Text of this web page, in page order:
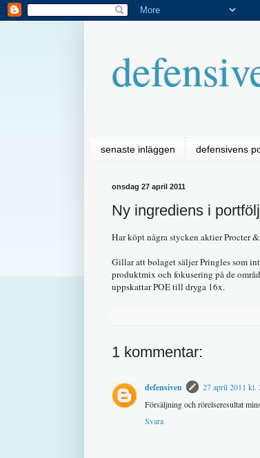
senaste inläggen defensivens
onsdag 27 april 2011
Ny ingrediens i
Har köpt några stycken aktier Procter
Gillar att bolaget säljer Pringles som
produktmix och fokusering på de
uppskattar POE till dryga 16x.
1 kommentar:
defensiven
27 april 2011 kl.
Försäljning och rörelseresultat
Svara